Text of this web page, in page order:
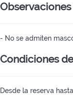
Observaciones
- No se admiten
Condiciones
Desde la reserva